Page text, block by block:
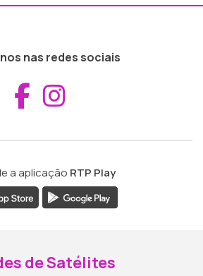
nas redes sociais
Aceder ao
a aplicação RTP Play
de Satélites